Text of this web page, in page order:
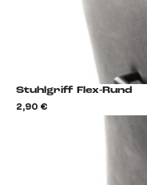
Stuhlgriff Flex-Rund
2,90 €